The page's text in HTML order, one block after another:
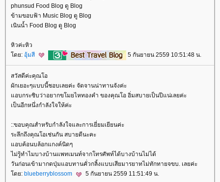
phunsud Food Blog ดู Blog
ข้ามขอบฟ้า Music Blog ดู Blog
เนินน้ำ Food Blog ดู Blog
หิวค่ะหิว
ดย: อุ้มสี 5 กันยายน 2559 10:51:48 น.
สวัสดีค่ะคุณโอ
ผักเยอะๆแบบนี้ชอบเลยค่ะ จัดจานน่าทานจังค่ะ
อบกระซิบว่าอยากขโมยไหทองคำ ของคุณโอ อิ่มสบายเป็นปีแน่เลยค่ะ
เป็นอีกหนึ่งกำลังใจให้ค่ะ
::ขอบคุณสำหรับกำลังใจและการเยี่ยมเยียนค่ะ
ระลึกถึงคุณโอเช่นกัน สบายดีนะคะ
อบค้อนบล้อกแกงค์นิดๆ
ไม่รู้ทำไมบางบ้านแพทเมนท์จากโทรศัพท์ได้บางบ้านไม่ได้
วันก่อนเข้ามากดปุ่มแอบทานคั่วกลิ้งแบบเสียมารยาทไม่ทักทายจขบ. เลยค่ะ
ดย: blueberryblossom 5 กันยายน 2559 11:51:49 น.